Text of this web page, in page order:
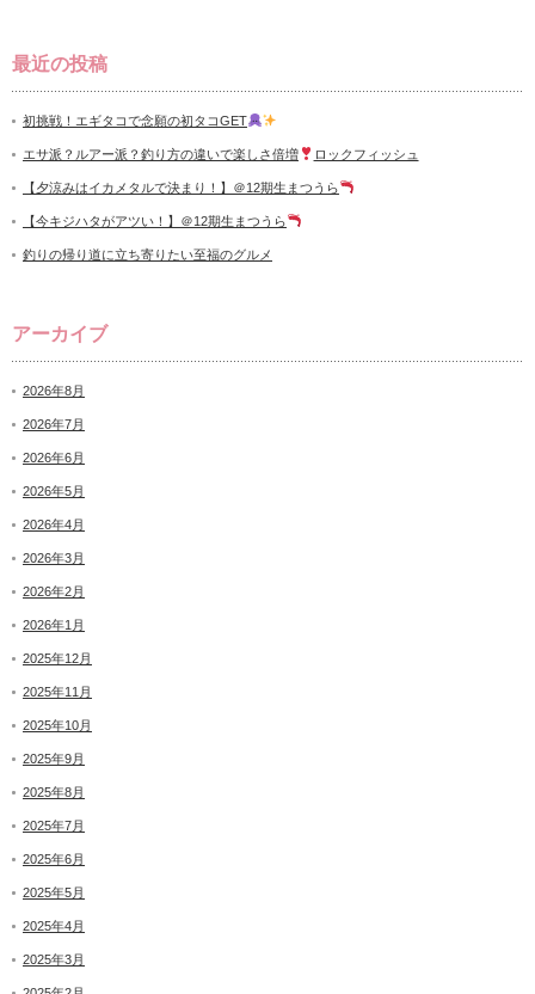
最近の投稿
初挑戦！エギタコで念願の初タコGET
エサ派？ルアー派？釣り方の違いで楽しさ倍増 ロックフィッシュ
【夕涼みはイカメタルで決まり！】＠12期生まつうら
【今キジハタがアツい！】＠12期生まつうら
釣りの帰り道に立ち寄りたい至福のグルメ
アーカイブ
2026年8月
2026年7月
2026年6月
2026年5月
2026年4月
2026年3月
2026年2月
2026年1月
2025年12月
2025年11月
2025年10月
2025年9月
2025年8月
2025年7月
2025年6月
2025年5月
2025年4月
2025年3月